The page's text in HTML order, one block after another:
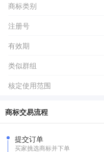
商标类别
注册号
有效期
类似群组
核定使用范围
商标交易流程
提交订单
买家挑选商标并下单